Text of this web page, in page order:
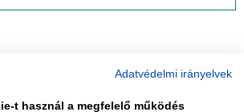
Adatvédelmi irányelvek
t használ a megfelelő működés